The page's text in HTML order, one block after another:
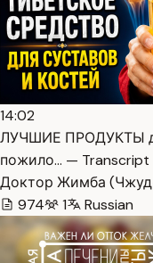
14:02
ЛУЧШИЕ ПРОДУКТЫ
пожило… — Transcript
Доктор Жимба
974
1 Russian